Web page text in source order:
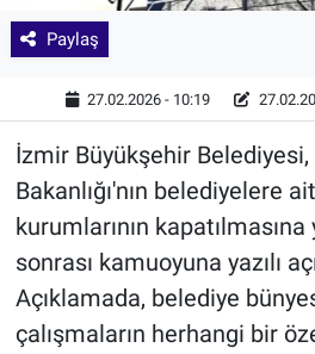
Paylaş
27.02.2026 - 10:19
İzmir Büyükşehir
Bakanlığı'nın belediyelere
kurumlarının
sonrası kamuoyuna yazılı
Açıklamada, belediye
çalışmaların herhangi bir